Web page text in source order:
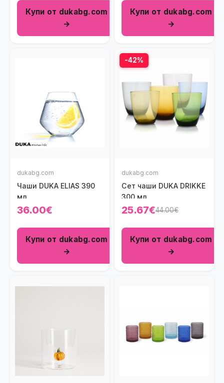
Купи от dukabg.com
→
Купи от dukabg.com
→
dukabg.com
Чаши DUKA ELIAS 390
мл.
36.00€
Купи от dukabg.com
→
-42%
dukabg.com
Сет чаши DUKA DRIKKE
300 мл.
25.67€44.00€
Купи от dukabg.com
→